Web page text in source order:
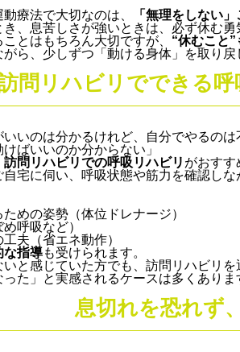
療法で大切なのは、 「無理をしない」
、息苦しさが強いときは、必ず休む勇
とはもちろん大切ですが、 “休むこと
ら、少しずつ「動ける身体」を取り戻
問リハビリでできる
いいのは分かるけれど、自分でやるのは
けばいいのか分からない」
訪問リハビリでの呼吸リハビリ がおすす
宅に伺い、呼吸状態や筋力を確認しな
めの姿勢（体位ドレナージ）
呼吸など）
夫（省エネ動作）
な指導も受けられます。
いと感じていた方でも、訪問リハビリ
た」と実感されるケースは多くありま
息切れを恐れず